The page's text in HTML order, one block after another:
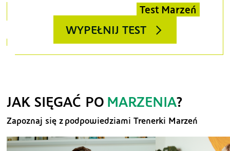
Test Marzeń
WYPEŁNIJ TEST
JAK SIĘGAĆ PO MARZENIA?
Zapoznaj się z podpowiedziami Trenerki Marzeń